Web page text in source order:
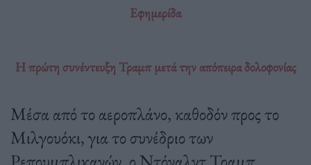
Εφημερίδα
Η πρώτη συνέντευξη Τραμπ μετά την απόπειρα δολοφονίας
Μέσα από το αεροπλάνο, καθοδόν προς το
Μιλγουόκι, για το συνέδριο των